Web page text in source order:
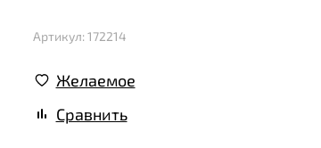
Артикул: 172214
Желаемое
Сравнить